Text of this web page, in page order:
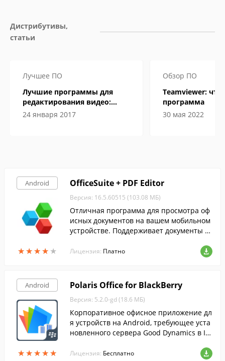
Дистрибутивы,
статьи
Лучшее ПО
Лучшие программы для
редактирования видео:
подробные обзоры
24 января 2017
Обзор ПО
Teamviewer: что
программа
30 мая 2022
Android
★★★★ ★
★★★★ ★
OfficeSuite + PDF Editor
Версия: 16.5.60515 (103.08 МБ)
Отличная программа для просмотра оф
исных документов на вашем мобильном
устройстве. Поддерживает документы W
Лицензия: Платно
Android
★★★★★
★★★★★
Polaris Office for BlackBerry
Версия: 5.2.0-gd (18.6 МБ)
Корпоративное офисное приложение дл
я устройств на Android, требующее уста
новленного сервера Good Dynamics в IT-
Лицензия: Бесплатно